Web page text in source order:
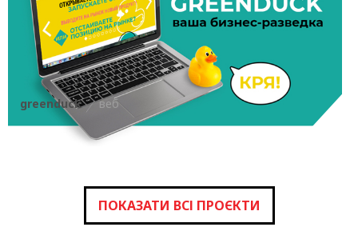
greenduck веб
ПОКАЗАТИ ВСІ ПРОЄКТИ